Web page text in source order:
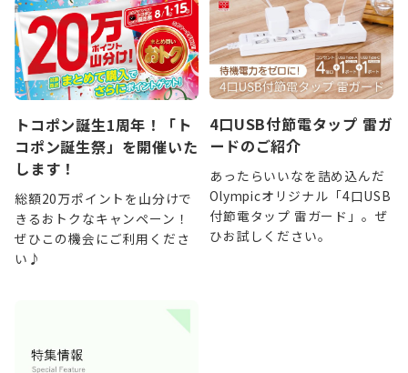
トコポン誕生1周年！「ト
コポン誕生祭」を開催いた
します！
総額20万ポイントを山分けで
きるおトクなキャンペーン！
ぜひこの機会にご利用くださ
い♪
4口USB付節電タップ 雷ガ
ードのご紹介
あったらいいなを詰め込んだ
Olympicオリジナル「4口USB
付節電タップ 雷ガード」。ぜ
ひお試しください。